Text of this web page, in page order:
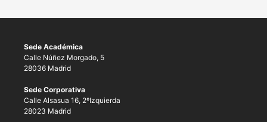
Sede Académica
Calle Núñez Morgado, 5
28036 Madrid
Sede Corporativa
Calle Alsasua 16, 2ºIzquierda
28023 Madrid